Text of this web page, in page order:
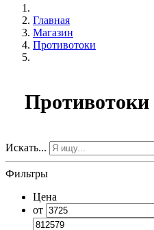
Главная
Магазин
Противотоки
Противотоки
Искать...
Фильтры
Цена
от